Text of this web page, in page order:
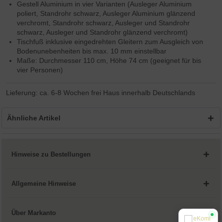
Gestell Aluminium in vier Varianten (Ausleger Aluminium
poliert, Standrohr schwarz, Ausleger Aluminium glänzend
verchromt, Standrohr schwarz, Ausleger und Standrohr
schwarz, Ausleger und Standrohr glänzend verchromt)
Tischfuß inklusive eingedrehten Gleitern zum Ausgleich von
Bodenunebenheiten bis max. 10 mm einstellbar
Maße: Durchmesser 110 cm, Höhe 74 cm (geeignet für bis
vier Personen)
Lieferung: ca. 6-8 Wochen frei Haus innerhalb Deutschlands
Ähnliche Artikel
Hinweise zu Bestellungen
Allgemeine Hinweise
Über Markanto